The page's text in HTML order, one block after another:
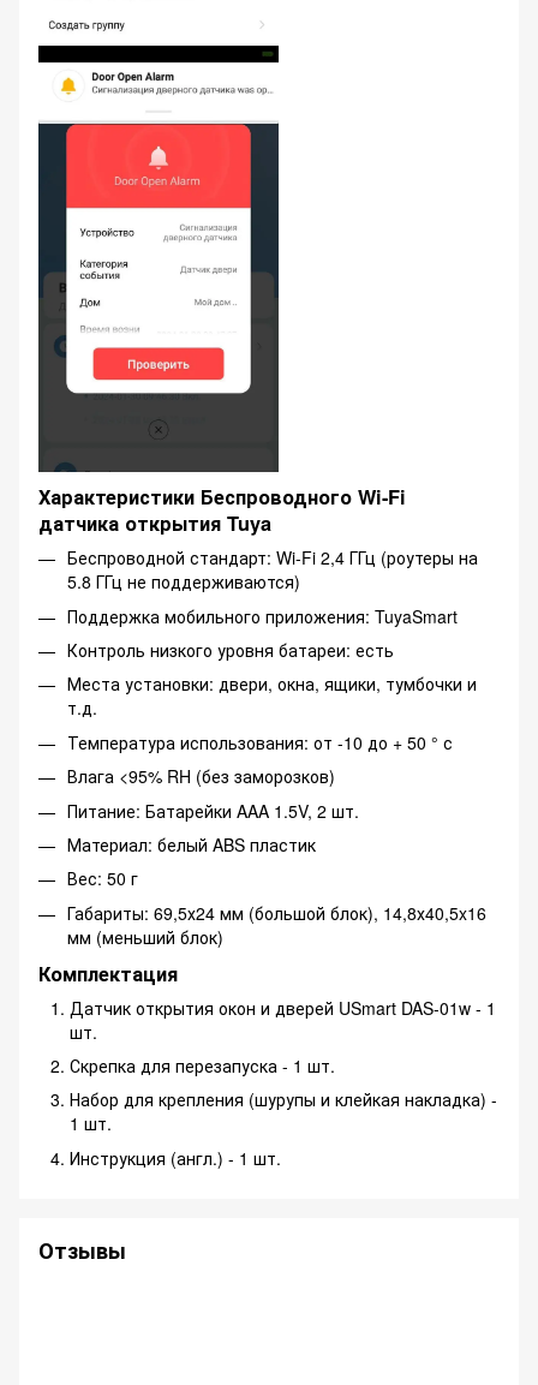
Характеристики Беспроводного Wi-Fi
датчика открытия Tuya
Беспроводной стандарт: Wi-Fi 2,4 ГГц (роутеры на
5.8 ГГц не поддерживаются)
Поддержка мобильного приложения: TuyaSmart
Контроль низкого уровня батареи: есть
Места установки: двери, окна, ящики, тумбочки и
т.д.
Температура использования: от -10 до + 50 ° с
Влага <95% RH (без заморозков)
Питание: Батарейки AAA 1.5V, 2 шт.
Материал: белый ABS пластик
Вес: 50 г
Габариты: 69,5х24 мм (большой блок), 14,8х40,5x16
мм (меньший блок)
Комплектация
Датчик открытия окон и дверей USmart DAS-01w - 1
шт.
Скрепка для перезапуска - 1 шт.
Набор для крепления (шурупы и клейкая накладка) -
1 шт.
Инструкция (англ.) - 1 шт.
Отзывы